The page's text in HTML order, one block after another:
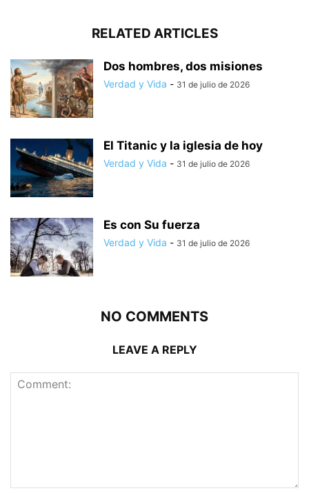
RELATED ARTICLES
Dos hombres, dos misiones
Verdad y Vida - 31 de julio de 2026
El Titanic y la iglesia de hoy
Verdad y Vida - 31 de julio de 2026
Es con Su fuerza
Verdad y Vida - 31 de julio de 2026
NO COMMENTS
LEAVE A REPLY